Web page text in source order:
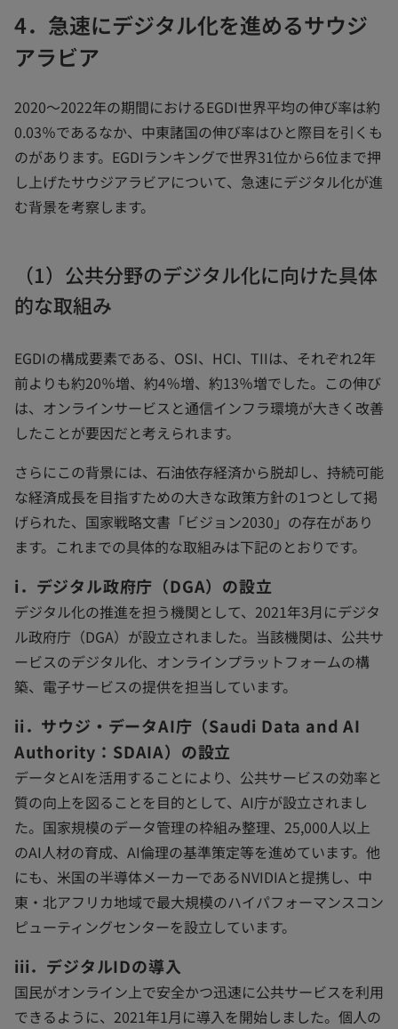
4．急速にデジタル化を進めるサウジ
アラビア
2020～2022年の期間におけるEGDI世界平均の伸び率は約
0.03％であるなか、中東諸国の伸び率はひと際目を引くも
のがあります。EGDIランキングで世界31位から6位まで押
し上げたサウジアラビアについて、急速にデジタル化が進
む背景を考察します。
（1）公共分野のデジタル化に向けた具体
的な取組み
EGDIの構成要素である、OSI、HCI、TIIは、それぞれ2年
前よりも約20％増、約4％増、約13％増でした。この伸び
は、オンラインサービスと通信インフラ環境が大きく改善
したことが要因だと考えられます。
さらにこの背景には、石油依存経済から脱却し、持続可能
な経済成長を目指すための大きな政策方針の1つとして掲
げられた、国家戦略文書「ビジョン2030」の存在があり
ます。これまでの具体的な取組みは下記のとおりです。
i．デジタル政府庁（DGA）の設立
デジタル化の推進を担う機関として、2021年3月にデジタ
ル政府庁（DGA）が設立されました。当該機関は、公共サ
ービスのデジタル化、オンラインプラットフォームの構
築、電子サービスの提供を担当しています。
ii．サウジ・データAI庁（Saudi Data and AI
Authority：SDAIA）の設立
データとAIを活用することにより、公共サービスの効率と
質の向上を図ることを目的として、AI庁が設立されまし
た。国家規模のデータ管理の枠組み整理、25,000人以上
のAI人材の育成、AI倫理の基準策定等を進めています。他
にも、米国の半導体メーカーであるNVIDIAと提携し、中
東・北アフリカ地域で最大規模のハイパフォーマンスコン
ピューティングセンターを設立しています。
iii．デジタルIDの導入
国民がオンライン上で安全かつ迅速に公共サービスを利用
できるように、2021年1月に導入を開始しました。個人の